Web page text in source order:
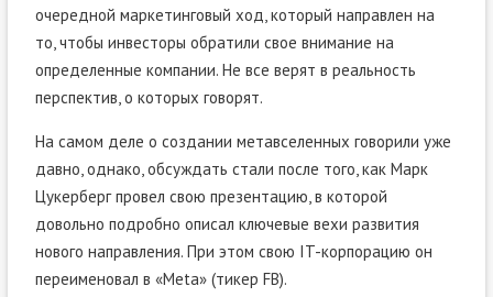
очередной маркетинговый ход, который направлен на
то, чтобы инвесторы обратили свое внимание на
определенные компании. Не все верят в реальность
перспектив, о которых говорят.
На самом деле о создании метавселенных говорили уже
давно, однако, обсуждать стали после того, как Марк
Цукерберг провел свою презентацию, в которой
довольно подробно описал ключевые вехи развития
нового направления. При этом свою IT-корпорацию он
переименовал в «Meta» (тикер FB).